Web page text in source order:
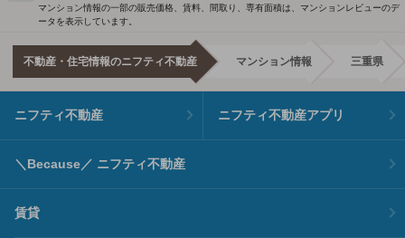
マンション情報の一部の販売価格、賃料、間取り、専有面積は、マンションレビューのデ
ータを表示しています。
不動産・住宅情報のニフティ不動産 マンション情報 三重県
ニフティ不動産 ニフティ不動産アプリ
＼Because／ ニフティ不動産
賃貸